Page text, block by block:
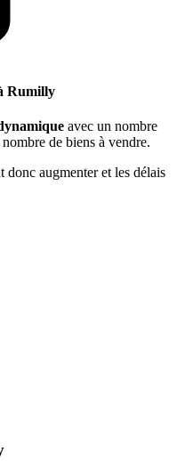
Rumilly
avec un nombre
de biens à vendre.
donc augmenteret les délais